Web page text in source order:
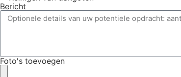
Bericht
Foto's toevoegen